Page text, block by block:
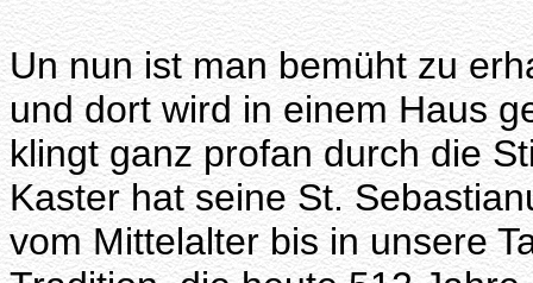
Un nun ist man bemüht zu
und dort wird in einem Haus
klingt ganz profan durch die
Kaster hat seine St.
vom Mittelalter bis in unsere